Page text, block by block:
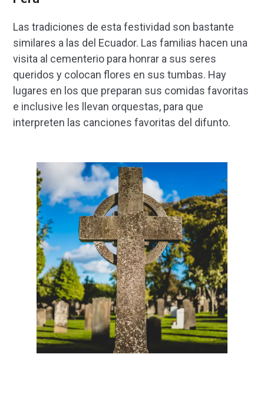
Las tradiciones de esta festividad son bastante
similares a las del Ecuador. Las familias hacen una
visita al cementerio para honrar a sus seres
queridos y colocan flores en sus tumbas. Hay
lugares en los que preparan sus comidas favoritas
e inclusive les llevan orquestas, para que
interpreten las canciones favoritas del difunto.